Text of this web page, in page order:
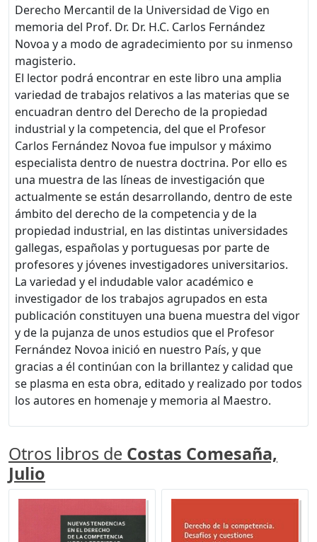
Derecho Mercantil de la Universidad de Vigo en
memoria del Prof. Dr. Dr. H.C. Carlos Fernández
Novoa y a modo de agradecimiento por su inmenso
magisterio.
El lector podrá encontrar en este libro una amplia
variedad de trabajos relativos a las materias que se
encuadran dentro del Derecho de la propiedad
industrial y la competencia, del que el Profesor
Carlos Fernández Novoa fue impulsor y máximo
especialista dentro de nuestra doctrina. Por ello es
una muestra de las líneas de investigación que
actualmente se están desarrollando, dentro de este
ámbito del derecho de la competencia y de la
propiedad industrial, en las distintas universidades
gallegas, españolas y portuguesas por parte de
profesores y jóvenes investigadores universitarios.
La variedad y el indudable valor académico e
investigador de los trabajos agrupados en esta
publicación constituyen una buena muestra del vigor
y de la pujanza de unos estudios que el Profesor
Fernández Novoa inició en nuestro País, y que
gracias a él continúan con la brillantez y calidad que
se plasma en esta obra, editado y realizado por todos
los autores en homenaje y memoria al Maestro.
Otros libros de Costas Comesaña,
Julio